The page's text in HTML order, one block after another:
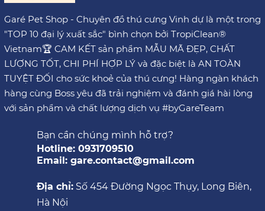
Garé Pet Shop - Chuyên đồ thú cưng Vinh dự là một trong
"TOP 10 đại lý xuất sắc" bình chọn bởi TropiClean®
Vietnam🏆 CAM KẾT sản phẩm MẪU MÃ ĐẸP, CHẤT
LƯỢNG TỐT, CHI PHÍ HỢP LÝ và đặc biệt là AN TOÀN
TUYỆT ĐỐI cho sức khoẻ của thú cưng! Hàng ngàn khách
hàng cùng Boss yêu đã trải nghiệm và đánh giá hài lòng
với sản phẩm và chất lượng dịch vụ #byGareTeam
Bạn cần chúng mình hỗ trợ?
Hotline: 0931709510
Email: gare.contact@gmail.com
Địa chỉ: Số 454 Đường Ngọc Thụy, Long Biên,
Hà Nội